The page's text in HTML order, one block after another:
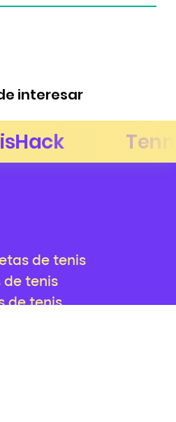
interesar
de tenis
de tenis
de tenis